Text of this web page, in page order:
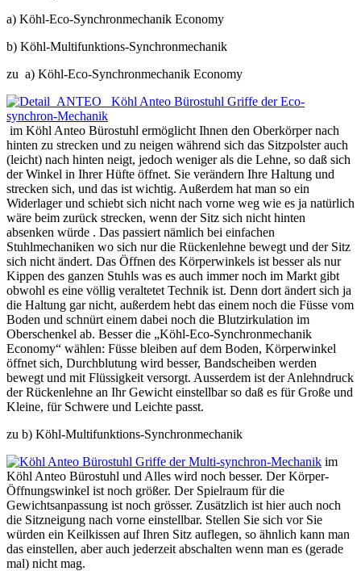
a) Köhl-Eco-Synchronmechanik Economy
b) Köhl-Multifunktions-Synchronmechanik
zu a) Köhl-Eco-Synchronmechanik Economy
im Köhl Anteo Bürostuhl ermöglicht Ihnen den Oberkörper nach
hinten zu strecken und zu neigen während sich das Sitzpolster auch
(leicht) nach hinten neigt, jedoch weniger als die Lehne, so daß sich
der Winkel in Ihrer Hüfte öffnet. Sie verändern Ihre Haltung und
strecken sich, und das ist wichtig. Außerdem hat man so ein
Widerlager und schiebt sich nicht nach vorne weg wie es ja natürlich
wäre beim zurück strecken, wenn der Sitz sich nicht hinten
absenken würde . Das passiert nämlich bei einfachen
Stuhlmechaniken wo sich nur die Rückenlehne bewegt und der Sitz
sich nicht ändert. Das Öffnen des Körperwinkels ist besser als nur
Kippen des ganzen Stuhls was es auch immer noch im Markt gibt
obwohl es eine völlig veraltetet Technik ist. Denn dort ändert sich ja
die Haltung gar nicht, außerdem hebt das einem noch die Füsse vom
Boden und schnürt einem dabei noch die Blutzirkulation im
Oberschenkel ab. Besser die „Köhl-Eco-Synchronmechanik
Economy“ wählen: Füsse bleiben auf dem Boden, Körperwinkel
öffnet sich, Durchblutung wird besser, Bandscheiben werden
bewegt und mit Flüssigkeit versorgt. Ausserdem ist der Anlehndruck
der Rückenlehne an Ihr Gewicht einstellbar so daß es für Große und
Kleine, für Schwere und Leichte passt.
zu b) Köhl-Multifunktions-Synchronmechanik
im
Köhl Anteo Bürostuhl und Alles wird noch besser. Der Körper-
Öffnungswinkel ist noch größer. Der Spielraum für die
Gewichtsanpassung ist noch grösser. Zusätzlich ist hier auch noch
die Sitzneigung nach vorne einstellbar. Stellen Sie sich vor Sie
würden ein Keilkissen auf Ihren Sitz auflegen, so ähnlich kann man
das einstellen, aber auch jederzeit abschalten wenn man es (gerade
mal) nicht mag.